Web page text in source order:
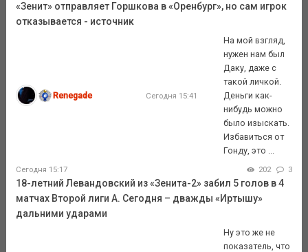
«Зенит» отправляет Горшкова в «Оренбург», но сам игрок
отказывается - источник
Renegade Сегодня 15:41
На мой взгляд,
нужен нам был
Даку, даже с
такой личкой.
Деньги как-
нибудь можно
было изыскать.
Избавиться от
Гонду, это ...
Сегодня 15:17 202 3
18-летний Левандовский из «Зенита-2» забил 5 голов в 4
матчах Второй лиги А. Сегодня – дважды «Иртышу»
дальними ударами
Ну это же не
показатель, что